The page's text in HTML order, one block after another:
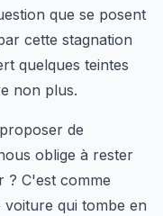
que se posent
cette stagnation
quelques teintes
non plus.
de
oblige à rester
? C'est comme
qui tombe en